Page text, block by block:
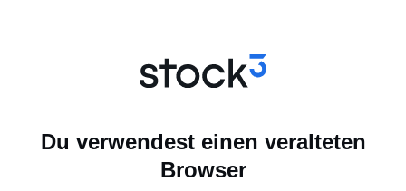
Du verwendest einen veralteten
Browser